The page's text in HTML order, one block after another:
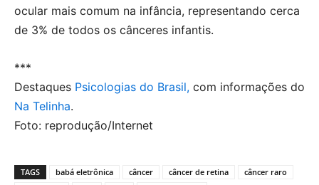
ocular mais comum na infância, representando cerca
de 3% de todos os cânceres infantis.
***
Destaques Psicologias do Brasil, com informações do
Na Telinha.
Foto: reprodução/Internet
TAGS babá eletrônica câncer câncer de retina
câncer raro